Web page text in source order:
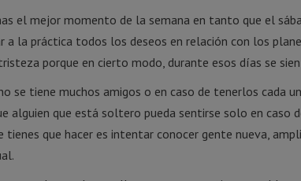
el mejor momento de la semana en tanto que el
a la práctica todos los deseos en relación con los
porque en cierto modo, durante esos días se
se tiene muchos amigos o en caso de tenerlos cada
alguien que está soltero pueda sentirse solo en caso
tienes que hacer es intentar conocer gente nueva,